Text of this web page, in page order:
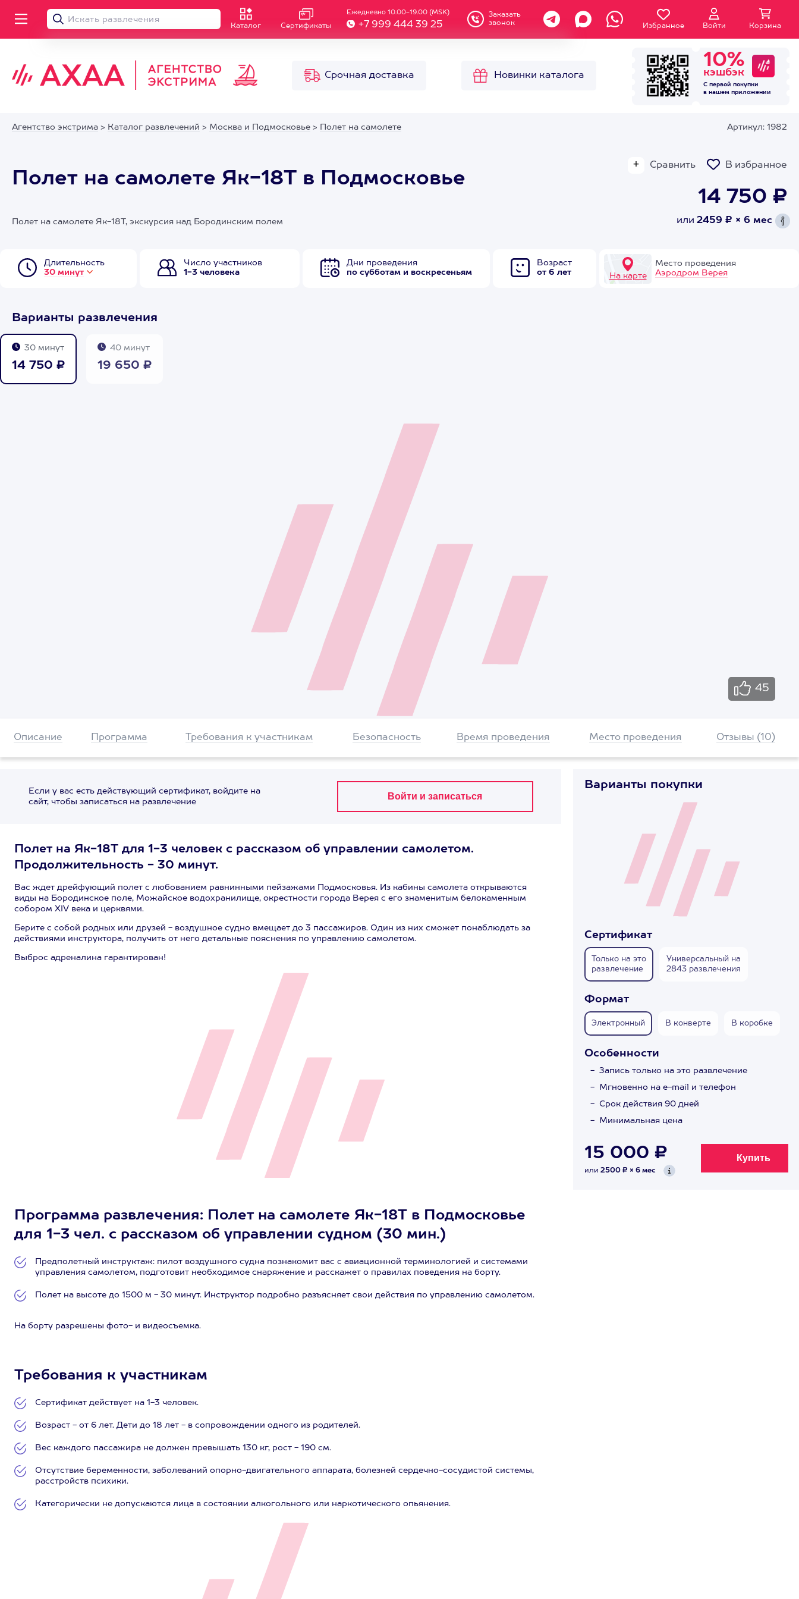
Каталог Сертификаты
Ежедневно 10.00-19.00 (MSK)
+7 999 444 39 25
Заказать
звонок
Избранное Войти Корзина
Срочная доставка Новинки каталога
10%
кэшбэк
С первой покупки
в нашем приложении
Агентство экстрима > Каталог развлечений > Москва и Подмосковье > Полет на самолете Артикул: 1982
Полет на самолете Як-18Т в Подмосковье
Сравнить В избранное
14 750 ₽
или 2459 ₽ × 6 мес
Полет на самолете Як-18Т, экскурсия над Бородинским полем
Длительность
30 минут
Число участников
1-3 человека
Дни проведения
по субботам и воскресеньям
Возраст
от 6 лет
На карте
Место проведения
Аэродром Верея
Варианты развлечения
30 минут
14 750 ₽
40 минут
19 650 ₽
45
Описание Программа Требования к участникам Безопасность Время проведения Место проведения Отзывы (10)
Если у вас есть действующий сертификат, войдите на
сайт, чтобы записаться на развлечение
Полет на Як-18Т для 1-3 человек с рассказом об управлении самолетом.
Продолжительность - 30 минут.
Вас ждет дрейфующий полет с любованием равнинными пейзажами Подмосковья. Из кабины самолета открываются
виды на Бородинское поле, Можайское водохранилище, окрестности города Верея с его знаменитым белокаменным
собором XIV века и церквями.
Берите с собой родных или друзей - воздушное судно вмещает до 3 пассажиров. Один из них сможет понаблюдать за
действиями инструктора, получить от него детальные пояснения по управлению самолетом.
Выброс адреналина гарантирован!
Программа развлечения: Полет на самолете Як-18Т в Подмосковье
для 1-3 чел. с рассказом об управлении судном (30 мин.)
Предполетный инструктаж: пилот воздушного судна познакомит вас с авиационной терминологией и системами
управления самолетом, подготовит необходимое снаряжение и расскажет о правилах поведения на борту.
Полет на высоте до 1500 м - 30 минут. Инструктор подробно разъясняет свои действия по управлению самолетом.
На борту разрешены фото- и видеосъемка.
Требования к участникам
Сертификат действует на 1-3 человек.
Возраст - от 6 лет. Дети до 18 лет - в сопровождении одного из родителей.
Вес каждого пассажира не должен превышать 130 кг, рост - 190 см.
Отсутствие беременности, заболеваний опорно-двигательного аппарата, болезней сердечно-сосудистой системы,
расстройств психики.
Категорически не допускаются лица в состоянии алкогольного или наркотического опьянения.
Варианты покупки
Сертификат
Только на это
развлечение
Универсальный на
2843 развлечения
Формат
Электронный В конверте В коробке
Особенности
Запись только на это развлечение
Мгновенно на e-mail и телефон
Срок действия 90 дней
Минимальная цена
15 000 ₽
или 2500 ₽ × 6 мес